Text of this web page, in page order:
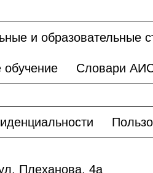
и образовательные
обучение Словари
Плеханова, 4а